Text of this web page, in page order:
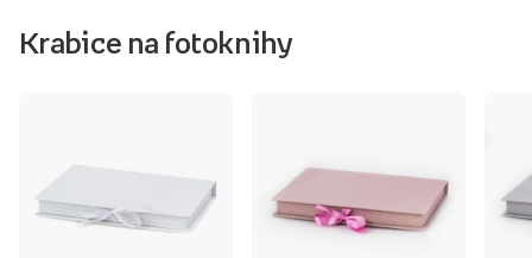
Krabice na fotoknihy